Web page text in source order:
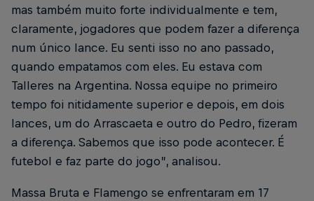
mas também muito forte individualmente e tem,
claramente, jogadores que podem fazer a diferença
num único lance. Eu senti isso no ano passado,
quando empatamos com eles. Eu estava com
Talleres na Argentina. Nossa equipe no primeiro
tempo foi nitidamente superior e depois, em dois
lances, um do Arrascaeta e outro do Pedro, fizeram
a diferença. Sabemos que isso pode acontecer. É
futebol e faz parte do jogo”, analisou.
Massa Bruta e Flamengo se enfrentaram em 17